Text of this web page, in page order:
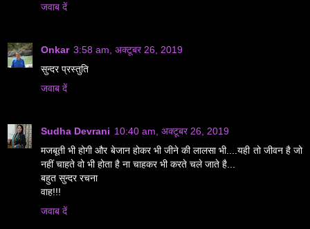
जवाब दें
Onkar 3:58 am, अक्टूबर 26, 2019
सुन्दर प्रस्तुति
जवाब दें
Sudha Devrani 10:40 am, अक्टूबर 26, 2019
मजबूती भी होगी और बेजान होकर भी जीने की लालसा भी....यही तो जीवन है जो
नहीं चाहते वो भी होता है ना चाहकर भी करते चले जाते है...
बहुत सुन्दर रचना
वाह!!!
जवाब दें